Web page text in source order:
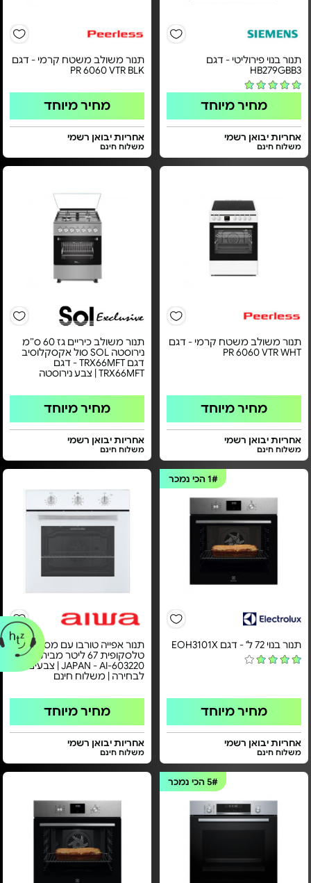
תנור בנוי פירוליטי - דגם
HB279GBB3
מחיר מיוחד
אחריות יבואן רשמי
משלוח חינם
תנור משולב משטח קרמי - דגם
PR 6060 VTR BLK
מחיר מיוחד
אחריות יבואן רשמי
משלוח חינם
תנור משולב משטח קרמי - דגם
PR 6060 VTR WHT
מחיר מיוחד
אחריות יבואן רשמי
משלוח חינם
תנור משולב כיריים גז 60 ס״מ
נירוסטה SOL סול אקסקלוסיב
דגם TRX66MFT - דגם
TRX66MFT | צבע נירוסטה
מחיר מיוחד
אחריות יבואן רשמי
משלוח חינם
1#הכי נמכר
תנור בנוי 72 ל' - דגם EOH3101X
מחיר מיוחד
אחריות יבואן רשמי
משלוח חינם
תנור אפייה טורבו עם מסילה
טלסקופית 67 ליטר מבית AIWA
JAPAN - AI-603220 | צבעים
לבחירה | משלוח חינם
מחיר מיוחד
אחריות יבואן רשמי
משלוח חינם
5#הכי נמכר